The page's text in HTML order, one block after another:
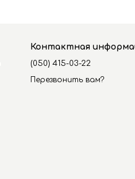
Контактная
(050) 415-03-22
Перезвонить вам?